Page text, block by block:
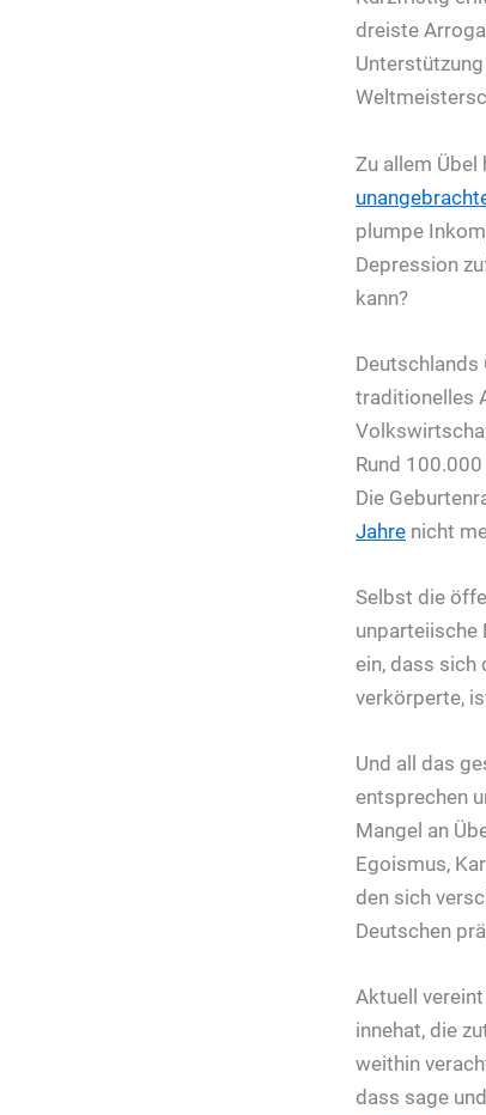
dreiste
Zu allem
plumpe
Depression
kann?
traditionelles
Rund
Die
Jahre nicht
Selbst die
unparteiische
ein, dass sich
verkörperte,
Und all das
entsprechen
Mangel an
Egoismus,
den sich
Deutschen
Aktuell
innehat, die
weithin
dass sage